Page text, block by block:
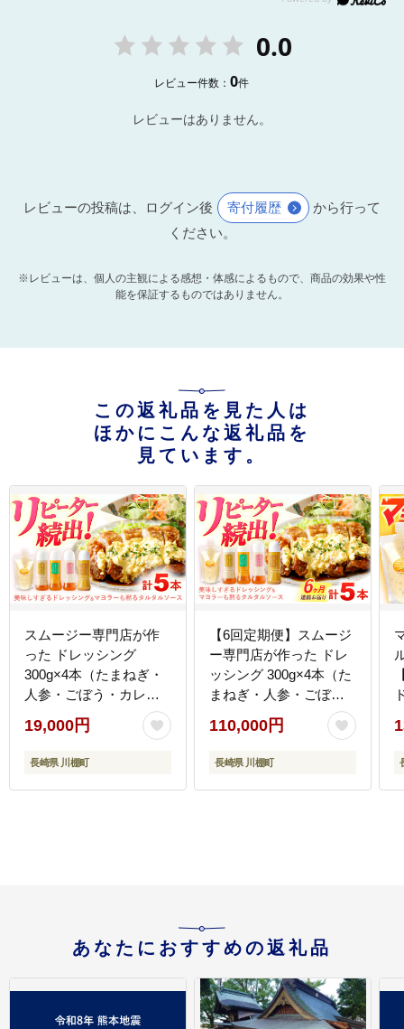
0.0
レビュー件数：0件
レビューはありません。
レビューの投稿は、ログイン後 寄付履歴
から行って
ください。
※レビューは、個人の主観による感想・体感によるもので、商品の効果や性
能を保証するものではありません。
この返礼品を見た人は
ほかにこんな返礼品を
見ています。
スムージー専門店が作
った ドレッシング
300g×4本（たまねぎ・
人参・ごぼう・カレ
ー）＆タルタルソース
300gパウチ【ビタミ
ン・スタンド】
19,000円
長崎県 川棚町
【6回定期便】スムージ
ー専門店が作った ドレ
ッシング 300g×4本（た
まねぎ・人参・ごぼ
う・カレー）＆タルタ
ルソース 300gパウチ
【ビタミン・スタン
110,000円
長崎県 川棚町
あなたにおすすめの返礼品